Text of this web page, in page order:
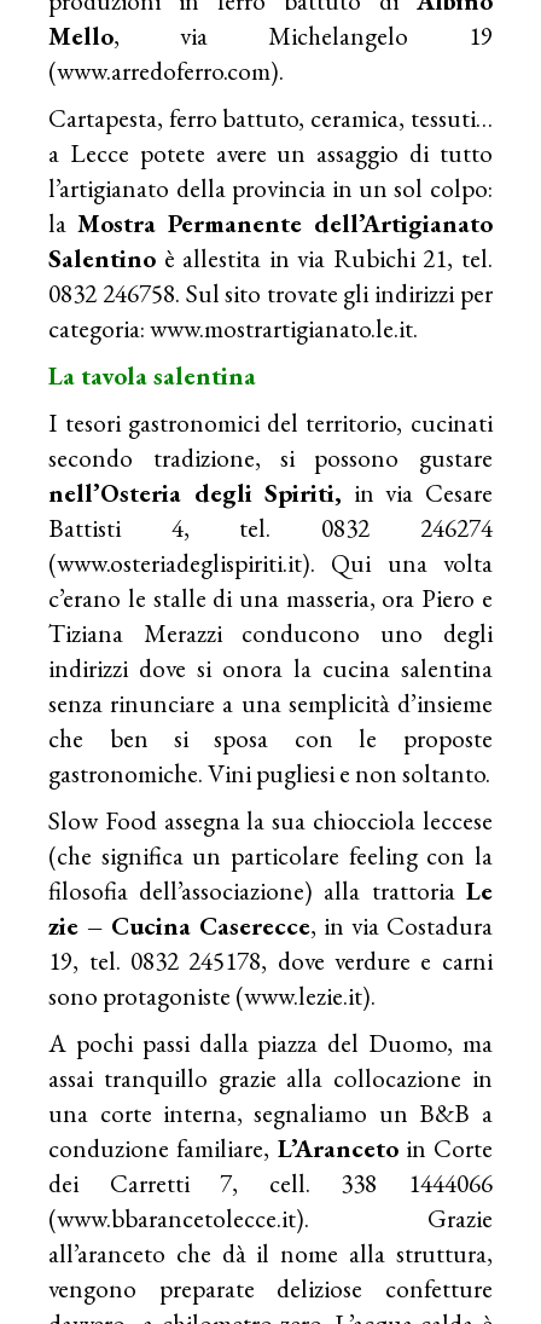
Mello, via Michelangelo 19
(www.arredoferro.com).
Cartapesta, ferro battuto, ceramica, tessuti…
a Lecce potete avere un assaggio di tutto
l’artigianato della provincia in un sol colpo:
laMostra Permanente dell’Artigianato
Salentino è allestita in via Rubichi 21, tel.
0832 246758. Sul sito trovate gli indirizzi per
categoria: www.mostrartigianato.le.it.
La tavola salentina
I tesori gastronomici del territorio, cucinati
secondo tradizione, si possono gustare
nell’Osteria degli Spiriti, in via Cesare
Battisti 4, tel. 0832 246274
(www.osteriadeglispiriti.it). Qui una volta
c’erano le stalle di una masseria, ora Piero e
Tiziana Merazzi conducono uno degli
indirizzi dove si onora la cucina salentina
senza rinunciare a una semplicità d’insieme
che ben si sposa con le proposte
gastronomiche. Vini pugliesi e non soltanto.
Slow Food assegna la sua chiocciola leccese
(che significa un particolare feeling con la
filosofia dell’associazione) alla trattoria Le
zie – Cucina Caserecce, in via Costadura
19, tel. 0832 245178, dove verdure e carni
sono protagoniste (www.lezie.it).
A pochi passi dalla piazza del Duomo, ma
assai tranquillo grazie alla collocazione in
una corte interna, segnaliamo un B&B a
conduzione familiare, L’Arancetoin Corte
dei Carretti 7, cell. 338 1444066
(www.bbarancetolecce.it). Grazie
all’aranceto che dà il nome alla struttura,
vengono preparate deliziose confetture